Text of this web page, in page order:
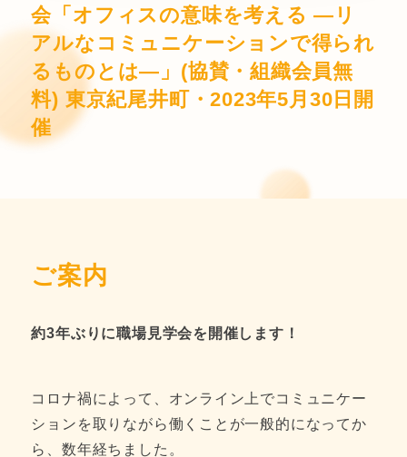
会「オフィスの意味を考える ―リ
アルなコミュニケーションで得られ
るものとは―」(協賛・組織会員無
料) 東京紀尾井町・2023年5月30日開
催
ご案内
約3年ぶりに職場見学会を開催します！
コロナ禍によって、オンライン上でコミュニケー
ションを取りながら働くことが一般的になってか
ら、数年経ちました。